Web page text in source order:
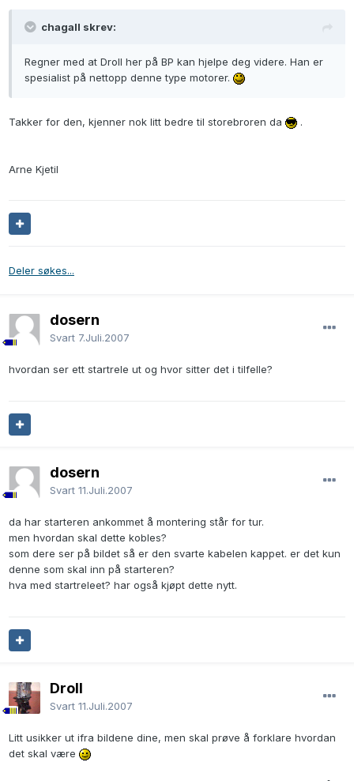
chagall skrev:
Regner med at Droll her på BP kan hjelpe deg videre. Han er
spesialist på nettopp denne type motorer.
Takker for den, kjenner nok litt bedre til storebroren da .
Arne Kjetil
Deler søkes...
dosern
Svart 7.Juli.2007
hvordan ser ett startrele ut og hvor sitter det i tilfelle?
dosern
Svart 11.Juli.2007
da har starteren ankommet å montering står for tur.
men hvordan skal dette kobles?
som dere ser på bildet så er den svarte kabelen kappet. er det kun
denne som skal inn på starteren?
hva med startreleet? har også kjøpt dette nytt.
Droll
Svart 11.Juli.2007
Litt usikker ut ifra bildene dine, men skal prøve å forklare hvordan
det skal være